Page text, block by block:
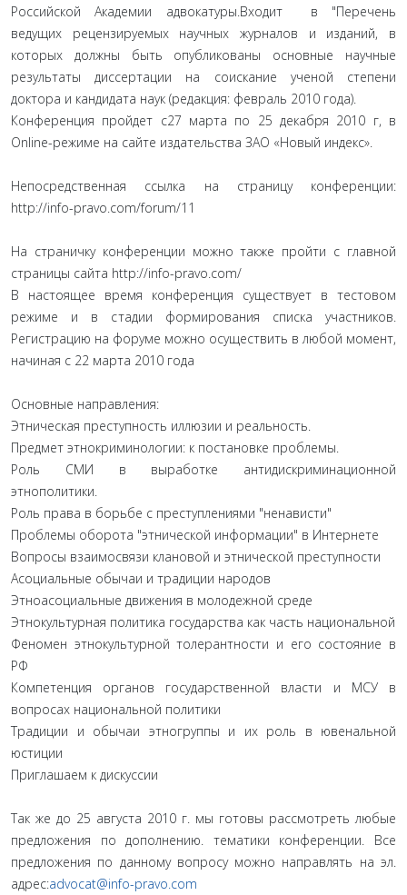
Российской Академии адвокатуры.Входит в "Перечень
ведущих рецензируемых научных журналов и изданий, в
которых должны быть опубликованы основные научные
результаты диссертации на соискание ученой степени
доктора и кандидата наук (редакция: февраль 2010 года).
Конференция пройдет с27 марта по 25 декабря 2010 г, в
Online-режиме на сайте издательства ЗАО «Новый индекс».
Непосредственная ссылка на страницу конференции:
http://info-pravo.com/forum/11
На страничку конференции можно также пройти с главной
страницы сайта http://info-pravo.com/
В настоящее время конференция существует в тестовом
режиме и в стадии формирования списка участников.
Регистрацию на форуме можно осуществить в любой момент,
начиная с 22 марта 2010 года
Основные направления:
Этническая преступность иллюзии и реальность.
Предмет этнокриминологии: к постановке проблемы.
Роль СМИ в выработке антидискриминационной
этнополитики.
Роль права в борьбе с преступлениями "ненависти"
Проблемы оборота "этнической информации" в Интернете
Вопросы взаимосвязи клановой и этнической преступности
Асоциальные обычаи и традиции народов
Этноасоциальные движения в молодежной среде
Этнокультурная политика государства как часть национальной
Феномен этнокультурной толерантности и его состояние в
РФ
Компетенция органов государственной власти и МСУ в
вопросах национальной политики
Традиции и обычаи этногруппы и их роль в ювенальной
юстиции
Приглашаем к дискуссии
Так же до 25 августа 2010 г. мы готовы рассмотреть любые
предложения по дополнению. тематики конференции. Все
предложения по данному вопросу можно направлять на эл.
адрес:advocat@info-pravo.com